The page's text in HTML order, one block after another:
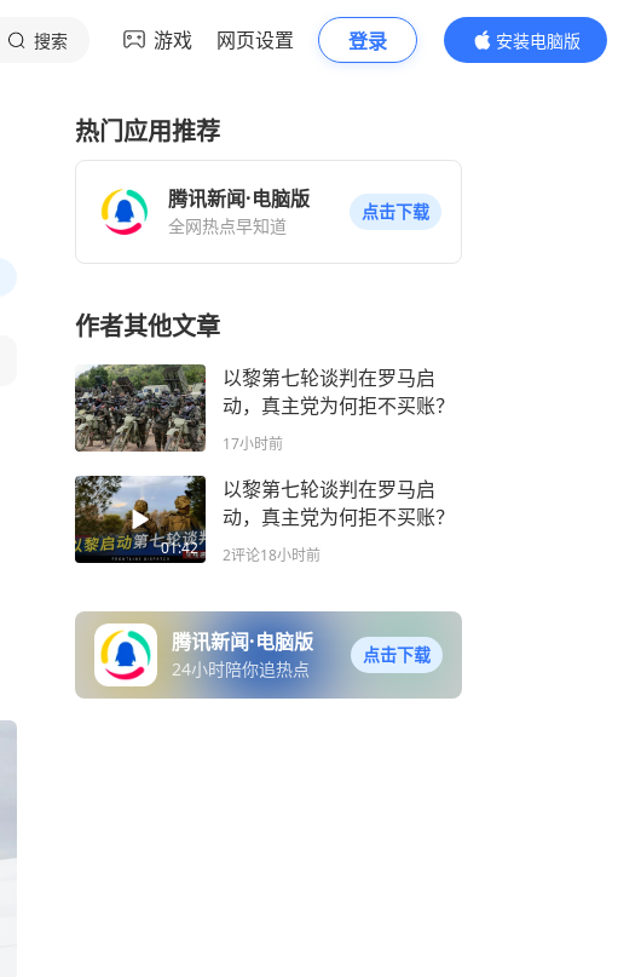
搜索 游戏 网页设置 登录
安装电脑版
内容更精彩
热门应用推荐
腾讯新闻·电脑版
全网热点早知道
点击下载
作者其他文章
以黎第七轮谈判在罗马启
动，真主党为何拒不买账？
17小时前
01:42
以黎第七轮谈判在罗马启
动，真主党为何拒不买账？
2评论18小时前
腾讯新闻·电脑版
24小时陪你追热点
点击下载